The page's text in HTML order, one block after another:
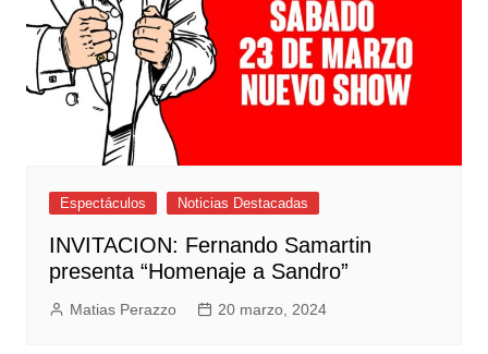
Espectáculos Noticias Destacadas
INVITACION: Fernando Samartin
presenta “Homenaje a Sandro”
Matias Perazzo 20 marzo, 2024